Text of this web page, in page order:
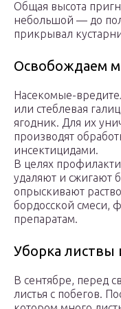
Общая высота
небольшой — до
прикрывал
Освобождаем
Насекомые-
или стеблевая
ягодник. Для их
производят
инсектицидами.
В целях
удаляют и сжигают
опрыскивают
бордосской смеси,
препаратам.
Уборка листвы
В сентябре, перед
листья с побегов.